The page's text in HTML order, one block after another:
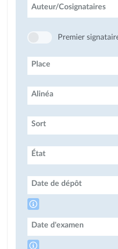
Auteur/Cosignataires
Premier
Place
Alinéa
Sort
État
Date de dépôt
Date d'examen